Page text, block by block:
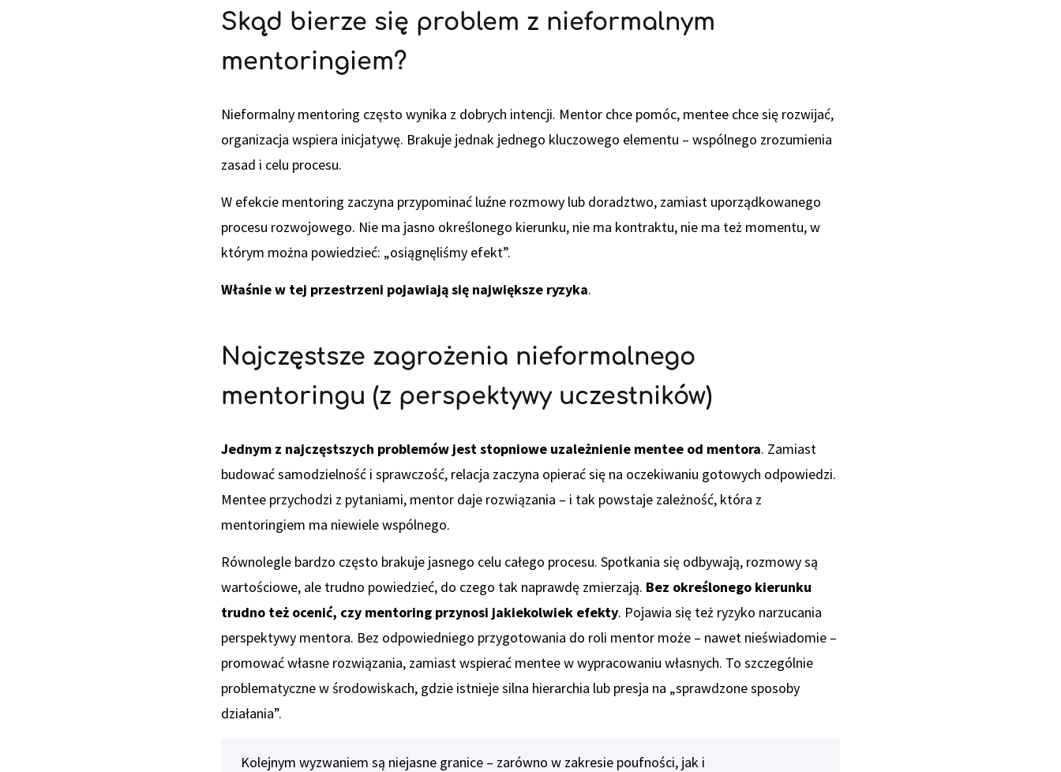
Skąd bierze się problem z nieformalnym
mentoringiem?
Nieformalny mentoring często wynika z dobrych intencji. Mentor chce pomóc, mentee chce się rozwijać,
organizacja wspiera inicjatywę. Brakuje jednak jednego kluczowego elementu – wspólnego zrozumienia
zasad i celu procesu.
W efekcie mentoring zaczyna przypominać luźne rozmowy lub doradztwo, zamiast uporządkowanego
procesu rozwojowego. Nie ma jasno określonego kierunku, nie ma kontraktu, nie ma też momentu, w
którym można powiedzieć: „osiągnęliśmy efekt”.
Właśnie w tej przestrzeni pojawiają się największe ryzyka.
Najczęstsze zagrożenia nieformalnego
mentoringu (z perspektywy uczestników)
Jednym z najczęstszych problemów jest stopniowe uzależnienie mentee od mentora. Zamiast
budować samodzielność i sprawczość, relacja zaczyna opierać się na oczekiwaniu gotowych odpowiedzi.
Mentee przychodzi z pytaniami, mentor daje rozwiązania – i tak powstaje zależność, która z
mentoringiem ma niewiele wspólnego.
Równolegle bardzo często brakuje jasnego celu całego procesu. Spotkania się odbywają, rozmowy są
wartościowe, ale trudno powiedzieć, do czego tak naprawdę zmierzają. Bez określonego kierunku
trudno też ocenić, czy mentoring przynosi jakiekolwiek efekty. Pojawia się też ryzyko narzucania
perspektywy mentora. Bez odpowiedniego przygotowania do roli mentor może – nawet nieświadomie –
promować własne rozwiązania, zamiast wspierać mentee w wypracowaniu własnych. To szczególnie
problematyczne w środowiskach, gdzie istnieje silna hierarchia lub presja na „sprawdzone sposoby
działania”.
Kolejnym wyzwaniem są niejasne granice – zarówno w zakresie poufności, jak i